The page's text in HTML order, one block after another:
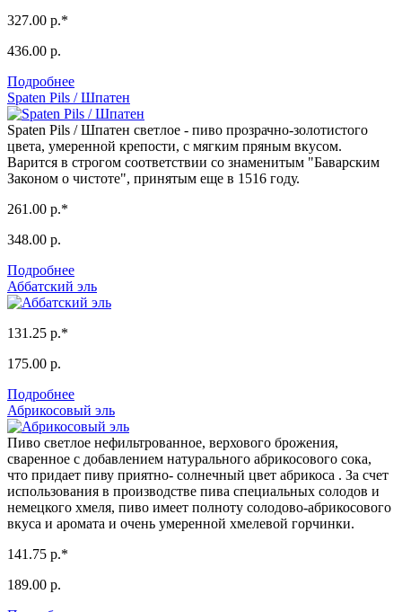
327.00 р.*
436.00 р.
Подробнее
Spaten Pils / Шпатен
Spaten Pils / Шпатен светлое - пиво прозрачно-золотистого
цвета, умеренной крепости, с мягким пряным вкусом.
Варится в строгом соответствии со знаменитым "Баварским
Законом о чистоте", принятым еще в 1516 году.
261.00 р.*
348.00 р.
Подробнее
Аббатский эль
131.25 р.*
175.00 р.
Подробнее
Абрикосовый эль
Пиво светлое нефильтрованное, верхового брожения,
сваренное с добавлением натурального абрикосового сока,
что придает пиву приятно- солнечный цвет абрикоса . За счет
использования в производстве пива специальных солодов и
немецкого хмеля, пиво имеет полноту солодово-абрикосового
вкуса и аромата и очень умеренной хмелевой горчинки.
141.75 р.*
189.00 р.